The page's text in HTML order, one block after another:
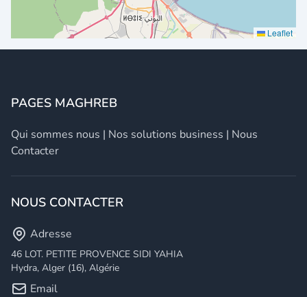
Leaflet
PAGES MAGHREB
Qui sommes nous | Nos solutions business | Nous
Contacter
NOUS CONTACTER
Adresse
46 LOT. PETITE PROVENCE SIDI YAHIA
Hydra, Alger (16), Algérie
Email